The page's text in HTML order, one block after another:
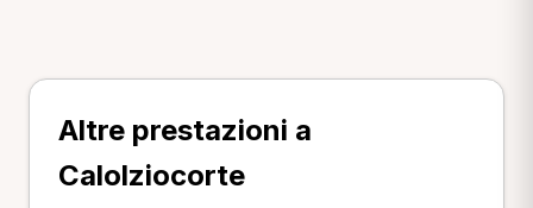
Altre prestazioni a
Calolziocorte